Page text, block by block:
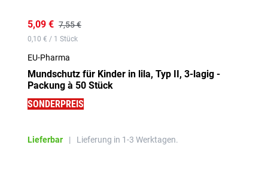
5,09 € 7,55 €
0,10 € / 1 Stück
EU-Pharma
Mundschutz für Kinder in lila, Typ II, 3-lagig -
Packung à 50 Stück
SONDERPREIS
Lieferbar | Lieferung in 1-3 Werktagen.